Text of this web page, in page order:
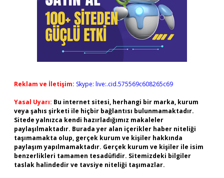
Reklam ve İletişim: Skype: live:.cid.575569c608265c69
Yasal Uyarı: Bu internet sitesi, herhangi bir marka, kurum
veya şahıs şirketi ile hiçbir bağlantısı bulunmamaktadır.
Sitede yalnızca kendi hazırladığımız makaleler
paylaşılmaktadır. Burada yer alan içerikler haber niteliği
taşımamakta olup, gerçek kurum ve kişiler hakkında
paylaşım yapılmamaktadır. Gerçek kurum ve kişiler ile isim
benzerlikleri tamamen tesadüfidir. Sitemizdeki bilgiler
taslak halindedir ve tavsiye niteliği taşımazlar.